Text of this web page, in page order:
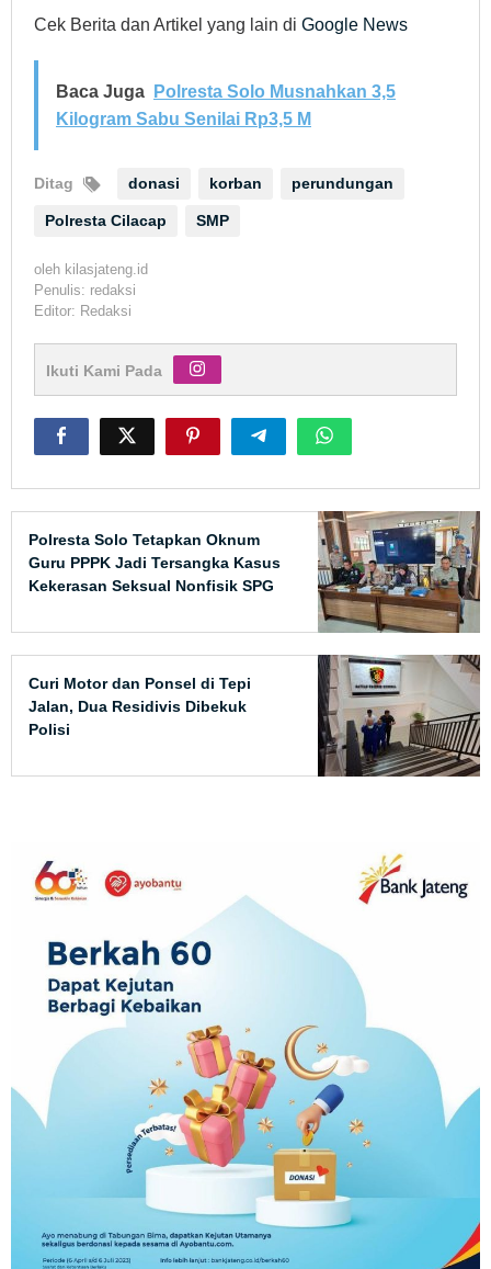
Cek Berita dan Artikel yang lain di Google News
Baca Juga
Polresta Solo Musnahkan 3,5
Kilogram Sabu Senilai Rp3,5 M
Ditag donasi korban perundungan
Polresta Cilacap SMP
oleh kilasjateng.id
Penulis: redaksi
Editor: Redaksi
Ikuti Kami Pada
Polresta Solo Tetapkan Oknum
Guru PPPK Jadi Tersangka Kasus
Kekerasan Seksual Nonfisik SPG
Curi Motor dan Ponsel di Tepi
Jalan, Dua Residivis Dibekuk
Polisi